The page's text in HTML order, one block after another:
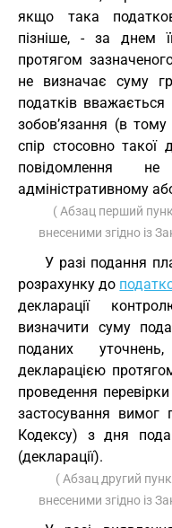
якщо така
пізніше, - за днем
протягом
не визначає суму
податків
зобов’язання (в тому
спір стосовно такої
повідомлення
адміністративному
( Абзац перший
внесеними згідно із
У разі подання
розрахунку до
декларації
визначити суму
поданих
декларацією
проведення
застосування вимог
Кодексу) з дня
(декларації).
( Абзац другий
внесеними згідно із